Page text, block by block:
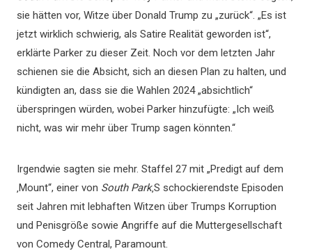
sie hätten vor, Witze über Donald Trump zu „zurück“. „Es ist
jetzt wirklich schwierig, als Satire Realität geworden ist“,
erklärte Parker zu dieser Zeit. Noch vor dem letzten Jahr
schienen sie die Absicht, sich an diesen Plan zu halten, und
kündigten an, dass sie die Wahlen 2024 „absichtlich“
überspringen würden, wobei Parker hinzufügte: „Ich weiß
nicht, was wir mehr über Trump sagen könnten.“
Irgendwie sagten sie mehr. Staffel 27 mit „Predigt auf dem
‚Mount“, einer von South Park‚S schockierendste Episoden
seit Jahren mit lebhaften Witzen über Trumps Korruption
und Penisgröße sowie Angriffe auf die Muttergesellschaft
von Comedy Central, Paramount.